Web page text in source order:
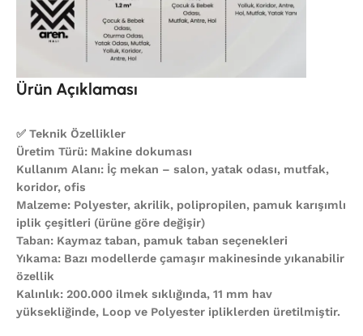
Ürün Açıklaması
✅ Teknik Özellikler
Üretim Türü: Makine dokuması
Kullanım Alanı: İç mekan – salon, yatak odası, mutfak,
koridor, ofis
Malzeme: Polyester, akrilik, polipropilen, pamuk karışımlı
iplik çeşitleri (ürüne göre değişir)
Taban: Kaymaz taban, pamuk taban seçenekleri
Yıkama: Bazı modellerde çamaşır makinesinde yıkanabilir
özellik
Kalınlık: 200.000 ilmek sıklığında, 11 mm hav
yüksekliğinde, Loop ve Polyester ipliklerden üretilmiştir.